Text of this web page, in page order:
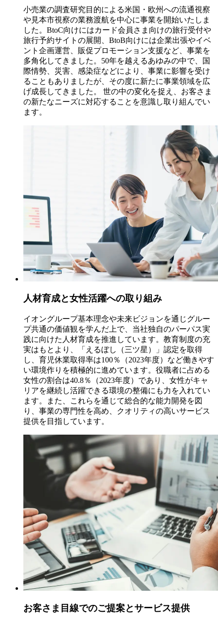
小売業の調査研究目的による米国・欧州への流通視察
や見本市視察の業務渡航を中心に事業を開始いたしま
した。BtoC向けにはカード会員さま向けの旅行受付や
旅行予約サイトの展開、BtoB向けには企業出張やイベ
ント企画運営、販促プロモーション支援など、事業を
多角化してきました。50年を越えるあゆみの中で、国
際情勢、災害、感染症などにより、事業に影響を受け
ることもありましたが、その度に新たに事業領域を広
げ成長してきました。 世の中の変化を捉え、お客さま
の新たなニーズに対応することを意識し取り組んでい
ます。
人材育成と女性活躍への取り組み
イオングループ基本理念や未来ビジョンを通じグルー
プ共通の価値観を学んだ上で、当社独自のパーパス実
践に向けた人材育成を推進しています。教育制度の充
実はもとより、「えるぼし（三ツ星）」認定を取得
し、育児休業取得率は100％（2023年度）など働きやす
い環境作りを積極的に進めています。役職者に占める
女性の割合は40.8％（2023年度）であり、女性がキャ
リアを継続し活躍できる環境の整備にも力を入れてい
ます。また、これらを通じて総合的な能力開発を図
り、事業の専門性を高め、クオリティの高いサービス
提供を目指しています。
お客さま目線でのご提案とサービス提供